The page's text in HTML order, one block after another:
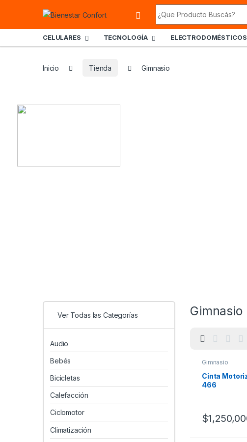
CELULARES TECNOLOGÍA ELECTRODOMÉSTICOS
Inicio Tienda Gimnasio
Gimnasio
Gimnasio
Cinta
466
$
Ver Todas las Categorías
Audio
Bebés
Bicicletas
Calefacción
Ciclomotor
Climatización